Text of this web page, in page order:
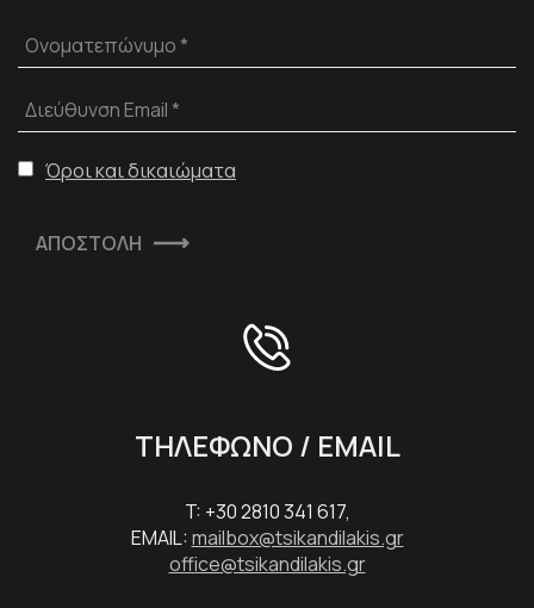
Ονοματεπώνυμο *
Διεύθυνση Email *
Όροι και δικαιώματα
ΑΠΟΣΤΟΛΗ
ΤΗΛΕΦΩΝΟ / EMAIL
T: +30 2810 341 617,
EMAIL:mailbox@tsikandilakis.gr
office@tsikandilakis.gr